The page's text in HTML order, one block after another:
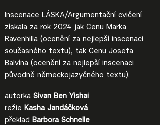
Inscenace LÁSKA/Argumentační cvičení
získala za rok 2024 jak Cenu Marka
Ravenhilla (ocenění za nejlepší inscenaci
současného textu), tak Cenu Josefa
Balvína (ocenění za nejlepší inscenaci
původně německojazyčného textu).
autorka Sivan Ben Yishai
režie Kasha Jandáčková
překlad Barbora Schnelle